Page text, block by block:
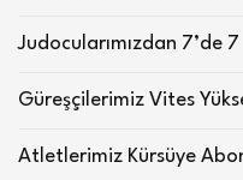
Judocularımızdan 7’de 7
Güreşçilerimiz Vites
Atletlerimiz Kürsüye